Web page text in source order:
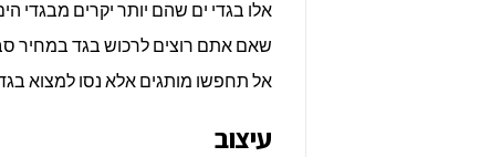
אלו בגדי ים שהם יותר יקרים מבגדי
שאם אתם רוצים לרכוש בגד במחיר
אל תחפשו מותגים אלא נסו למצוא
עיצוב